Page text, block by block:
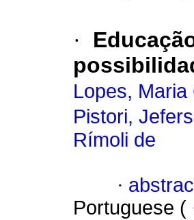
·
Lopes,
Pistori,
Rímoli de
·
Portuguese (